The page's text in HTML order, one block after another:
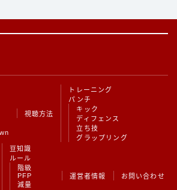
Follow Me
視聴方法
トレーニング
パンチ
キック
ディフェンス
立ち技
グラップリング
豆知識
ルール
階級
PFP
減量
運営者情報 お問い合わせ